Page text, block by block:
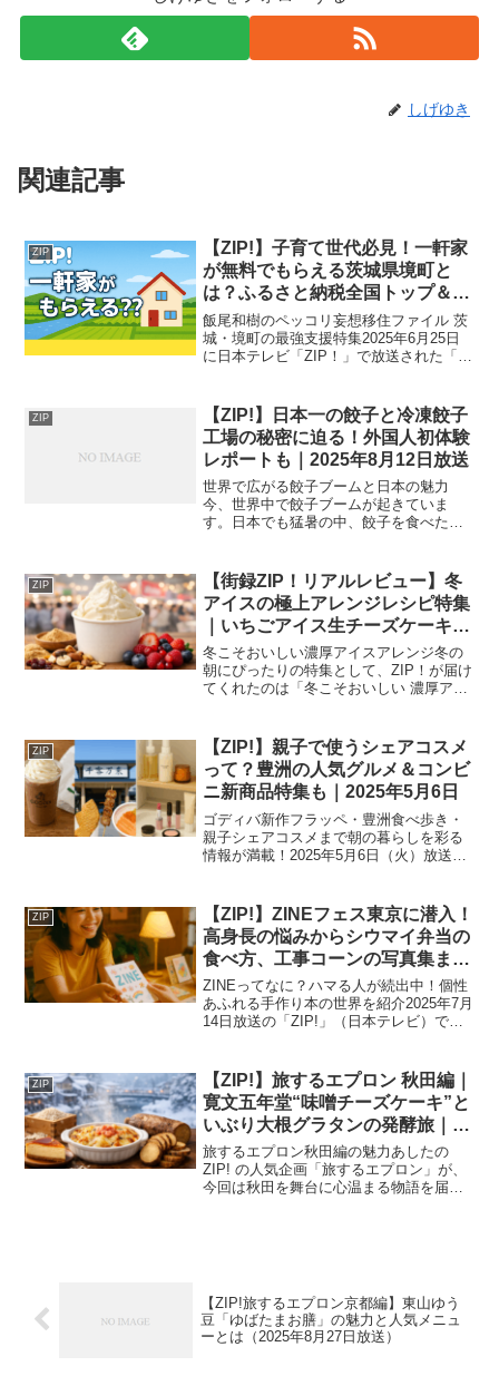
しげゆき
関連記事
ZIP
【ZIP!】子育て世代必見！一軒家
が無料でもらえる茨城県境町と
は？ふるさと納税全国トップ＆話
題の移住サポートを飯尾和樹が体
験｜2025年6月25日
飯尾和樹のペッコリ妄想移住ファイル 茨
城・境町の最強支援特集2025年6月25日
に日本テレビ「ZIP！」で放送された「飯
れました。今回の放送では、移住先とし
て人気急上昇...
ZIP
【ZIP!】日本一の餃子と冷凍餃子
工場の秘密に迫る！外国人初体験
レポートも｜2025年8月12日放送
世界で広がる餃子ブームと日本の魅力
今、世界中で餃子ブームが起きていま
す。日本でも猛暑の中、餃子を食べたい
ています。この記事では、2025年8月12
日放送の「ZIP！...
ZIP
【街録ZIP！リアルレビュー】冬
アイスの極上アレンジレシピ特集
｜いちごアイス生チーズケーキか
らバニラ餅や焼きリンゴ、カカオ
ニブのトッピング術まで【2026
年1月26日】
冬こそおいしい濃厚アイスアレンジ冬の
朝にぴったりの特集として、ZIP！が届け
てくれたのは「冬こそおいしい 濃厚アイ
ぱく）』。ここで出会った“アイスを愛す
る人たち”のアレ...
ZIP
【ZIP!】親子で使うシェアコスメ
って？豊洲の人気グルメ＆コンビ
ニ新商品特集も｜2025年5月6日
ゴディバ新作フラッペ・豊洲食べ歩き・
親子シェアコスメまで朝の暮らしを彩る
情報が満載！2025年5月6日（火）放送の
視聴者の朝を豊かにしてくれる内容でし
た。「キテルネ...
ZIP
【ZIP!】ZINEフェス東京に潜入！
高身長の悩みからシウマイ弁当の
食べ方、工事コーンの写真集ま
で…個性あふれる手作り本の世界
とは｜2025年7月14日放送
ZINEってなに？ハマる人が続出中！個性
あふれる手作り本の世界を紹介2025年7月
14日放送の「ZIP!」（日本テレビ）で
を通さず、個人や少人数で作られるこの
手作り冊子...
ZIP
【ZIP!】旅するエプロン 秋田編｜
寛文五年堂“味噌チーズケーキ”と
いぶり大根グラタンの発酵旅｜
2026年2月3日
旅するエプロン秋田編の魅力あしたの
ZIP! の人気企画「旅するエプロン」が、
今回は秋田を舞台に心温まる物語を届け
【ZIP!旅するエプロン京都編】東山ゆう
豆「ゆばたまお膳」の魅力と人気メニュ
ーとは（2025年8月27日放送）